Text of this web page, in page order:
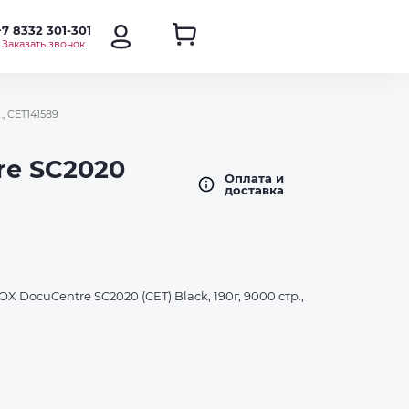
8332 301-301
Заказать звонок
SC2020
Оплата и
доставка
DocuCentre SC2020 (CET) Black, 190г, 9000 стр.,